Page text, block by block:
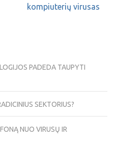
kompiuterių virusas
PADEDA TAUPYTI
SEKTORIUS?
NUO VIRUSŲ IR